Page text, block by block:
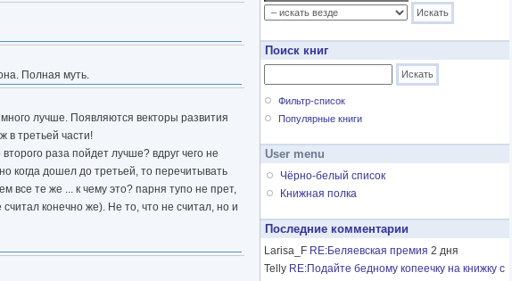
Полная муть.
лучше. Появляются векторы развития
в третьей части!
раза пойдет лучше? вдруг чего не
когда дошел до третьей, то перечитывать
все те же ... к чему это? парня тупо не прет,
конечно же). Не то, что не считал, но и
Поиск книг
Фильтр-список
Популярные книги
User menu
Чёрно-белый список
Книжная полка
Последние комментарии
Larisa_F RE:Беляевская премия 2 дня
Telly RE:Подайте бедному копеечку на книжку с